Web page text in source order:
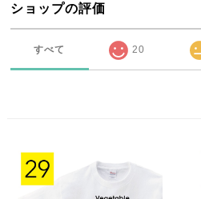
ショップの評価
すべて 20